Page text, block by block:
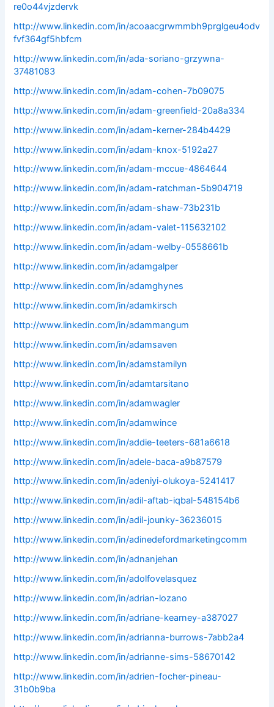
re0o44vjzdervk
http://www.linkedin.com/in/acoaacgrwmmbh9prglgeu4odv
fvf364gf5hbfcm
http://www.linkedin.com/in/ada-soriano-grzywna-
37481083
http://www.linkedin.com/in/adam-cohen-7b09075
http://www.linkedin.com/in/adam-greenfield-20a8a334
http://www.linkedin.com/in/adam-kerner-284b4429
http://www.linkedin.com/in/adam-knox-5192a27
http://www.linkedin.com/in/adam-mccue-4864644
http://www.linkedin.com/in/adam-ratchman-5b904719
http://www.linkedin.com/in/adam-shaw-73b231b
http://www.linkedin.com/in/adam-valet-115632102
http://www.linkedin.com/in/adam-welby-0558661b
http://www.linkedin.com/in/adamgalper
http://www.linkedin.com/in/adamghynes
http://www.linkedin.com/in/adamkirsch
http://www.linkedin.com/in/adammangum
http://www.linkedin.com/in/adamsaven
http://www.linkedin.com/in/adamstamilyn
http://www.linkedin.com/in/adamtarsitano
http://www.linkedin.com/in/adamwagler
http://www.linkedin.com/in/adamwince
http://www.linkedin.com/in/addie-teeters-681a6618
http://www.linkedin.com/in/adele-baca-a9b87579
http://www.linkedin.com/in/adeniyi-olukoya-5241417
http://www.linkedin.com/in/adil-aftab-iqbal-548154b6
http://www.linkedin.com/in/adil-jounky-36236015
http://www.linkedin.com/in/adinedefordmarketingcomm
http://www.linkedin.com/in/adnanjehan
http://www.linkedin.com/in/adolfovelasquez
http://www.linkedin.com/in/adrian-lozano
http://www.linkedin.com/in/adriane-kearney-a387027
http://www.linkedin.com/in/adrianna-burrows-7abb2a4
http://www.linkedin.com/in/adrianne-sims-58670142
http://www.linkedin.com/in/adrien-focher-pineau-
31b0b9ba